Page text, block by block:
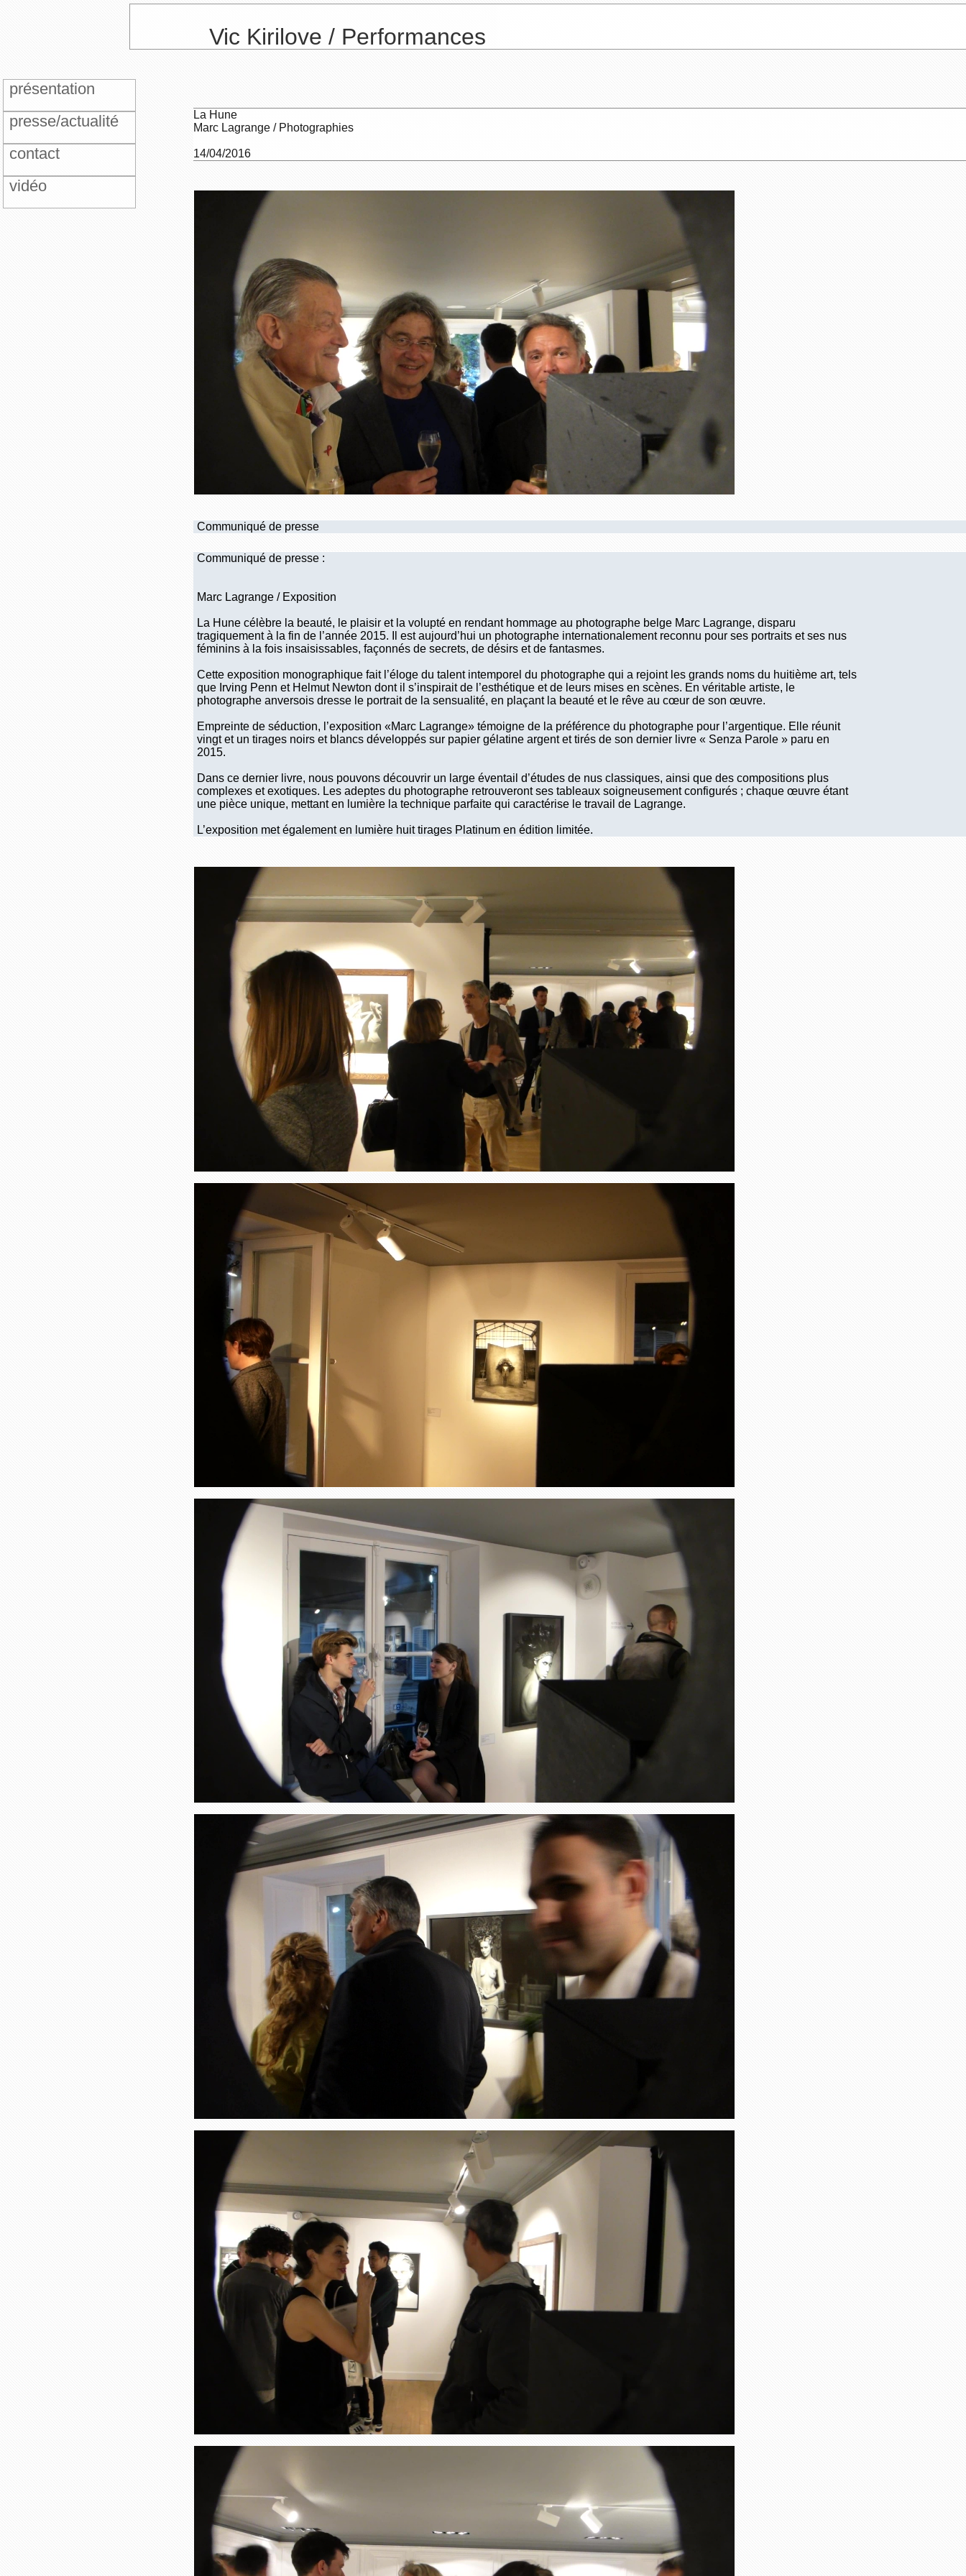
présentation
presse/actualité
contact
vidéo
Vic Kirilove / Performances
La Hune
Marc Lagrange / Photographies
14/04/2016
Communiqué de presse
Communiqué de presse :
Marc Lagrange / Exposition
La Hune célèbre la beauté, le plaisir et la volupté en rendant hommage au photographe belge Marc Lagrange, disparu
tragiquement à la fin de l’année 2015. Il est aujourd’hui un photographe internationalement reconnu pour ses portraits et ses nus
féminins à la fois insaisissables, façonnés de secrets, de désirs et de fantasmes.
Cette exposition monographique fait l’éloge du talent intemporel du photographe qui a rejoint les grands noms du huitième art, tels
que Irving Penn et Helmut Newton dont il s’inspirait de l’esthétique et de leurs mises en scènes. En véritable artiste, le
photographe anversois dresse le portrait de la sensualité, en plaçant la beauté et le rêve au cœur de son œuvre.
Empreinte de séduction, l’exposition «Marc Lagrange» témoigne de la préférence du photographe pour l’argentique. Elle réunit
vingt et un tirages noirs et blancs développés sur papier gélatine argent et tirés de son dernier livre « Senza Parole » paru en
2015.
Dans ce dernier livre, nous pouvons découvrir un large éventail d’études de nus classiques, ainsi que des compositions plus
complexes et exotiques. Les adeptes du photographe retrouveront ses tableaux soigneusement configurés ; chaque œuvre étant
une pièce unique, mettant en lumière la technique parfaite qui caractérise le travail de Lagrange.
L’exposition met également en lumière huit tirages Platinum en édition limitée.